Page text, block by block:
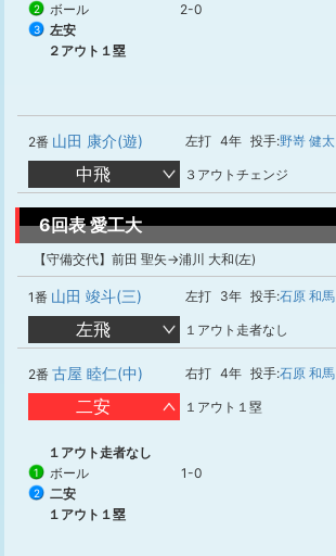
2 ボール 2-0
3
左安
２アウト１塁
2番 山田 康介(遊) 左打 4年 投手:野嵜 健太
中飛 ３アウトチェンジ
6回表 愛工大
【守備交代】前田 聖矢→浦川 大和(左)
1番 山田 竣斗(三) 左打 3年 投手:石原 和馬
左飛 １アウト走者なし
2番 古屋 睦仁(中) 右打 4年 投手:石原 和馬
二安 １アウト１塁
１アウト走者なし
1 ボール 1-0
2
二安
１アウト１塁